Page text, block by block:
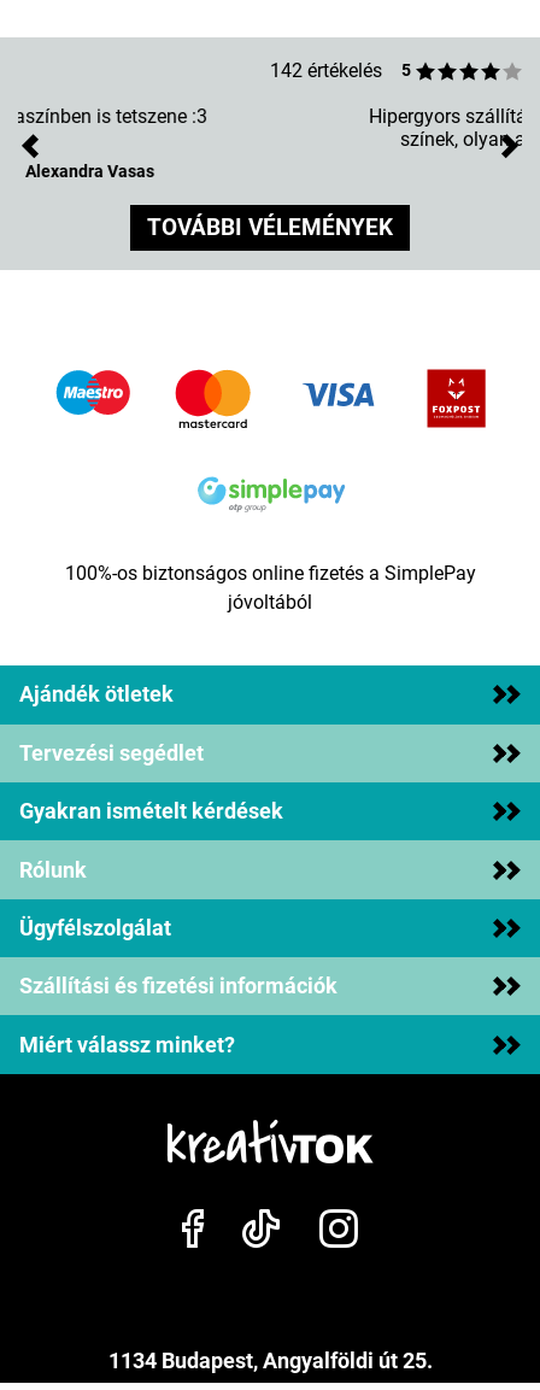
142 értékelés 5
Hipergyors szállítás, és gyönyörűek a tokok, szépek a
színek, olyan a valóságban is mint a képen. :)
Previous
TOVÁBBI VÉLEMÉNYEK
100%-os biztonságos online fizetés a SimplePay
jóvoltából
Ajándék ötletek
Tervezési segédlet
Gyakran ismételt kérdések
Rólunk
Ügyfélszolgálat
Szállítási és fizetési információk
Miért válassz minket?
1134 Budapest, Angyalföldi út 25.